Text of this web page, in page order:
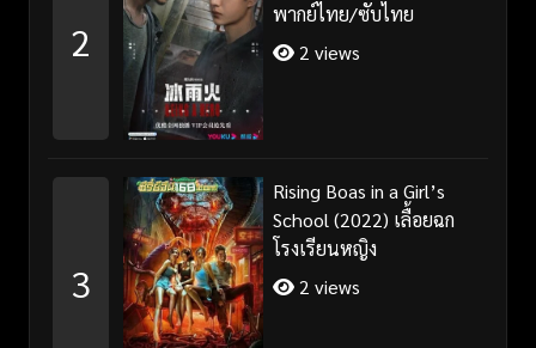
2
พากย์ไทย/ซับไทย
2 views
3
Rising Boas in a Girl’s
School (2022) เลื้อยฉก
โรงเรียนหญิง
2 views